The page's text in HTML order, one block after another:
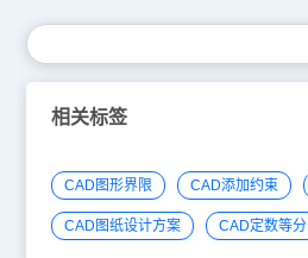
相关标签
CAD图形界限 CAD添加约束
CAD图纸设计方案 CAD定数等分